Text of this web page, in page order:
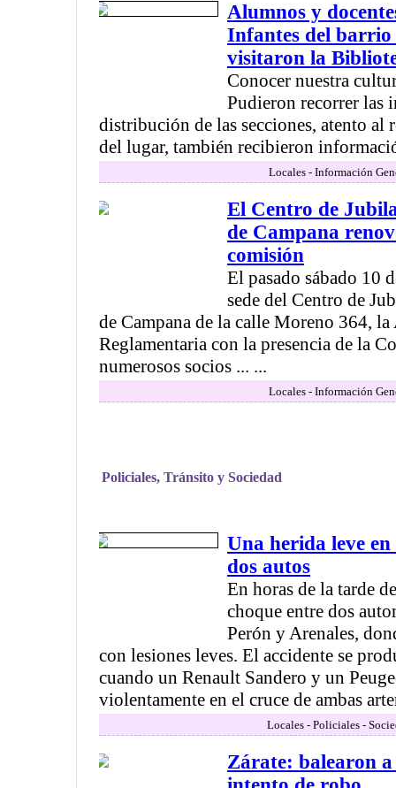
Alumnos y
Infantes del barrio
visitaron la
Conocer nuestra
Pudieron recorrer las
distribución de las secciones, atento al
del lugar, también recibieron
Locales - Información
El Centro de
de Campana
comisión
El pasado sábado 10
sede del Centro de
de Campana de la calle Moreno 364,
Reglamentaria con la presencia de la
numerosos socios ... ...
Locales - Información
Policiales, Tránsito y Sociedad
Una herida leve
dos autos
En horas de la tarde
choque entre dos
Perón y Arenales,
con lesiones leves. El accidente se
cuando un Renault Sandero y un
violentamente en el cruce de ambas
Locales - Policiales -
Zárate: balearon